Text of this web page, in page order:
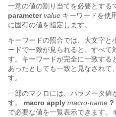
一意の値の割り当てを必要とする
parameter value キーワードを使
に固有の値を指定します。
キーワードの照合では、大文字と
ードで一致が見られると、すべて
す。キーワードが完全に一致する
あったとしても一致と見なされて
す。
一部のマクロには、パラメータ値
す。
macro apply macro-name ?
で必要な値を一覧表示できます。